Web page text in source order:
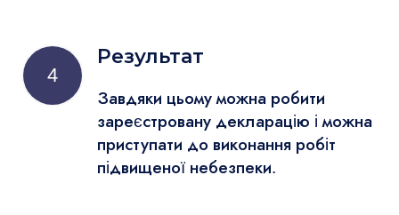
4
Результат
Завдяки цьому можна робити
зареєстровану декларацію і можна
приступати до виконання робіт
підвищеної небезпеки.